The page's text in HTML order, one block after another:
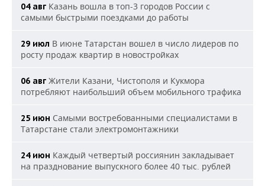
04 авг Казань вошла в топ-3 городов России с
самыми быстрыми поездками до работы
29 июл В июне Татарстан вошел в число лидеров по
росту продаж квартир в новостройках
06 авг Жители Казани, Чистополя и Кукмора
потребляют наибольший объем мобильного трафика
25 июн Самыми востребованными специалистами в
Татарстане стали электромонтажники
24 июн Каждый четвертый россиянин закладывает
на празднование выпускного более 40 тыс. рублей